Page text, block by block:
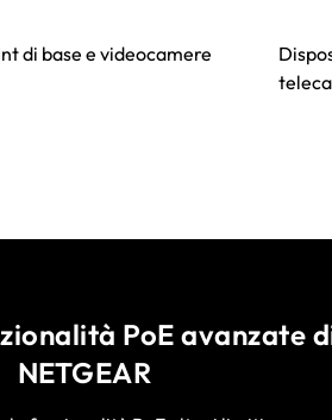
di base e videocamere
PoE avanzate
NETGEAR